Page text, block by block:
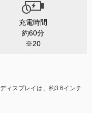
充電時間
約60分
※20
ィスプレイは、約3.6インチ